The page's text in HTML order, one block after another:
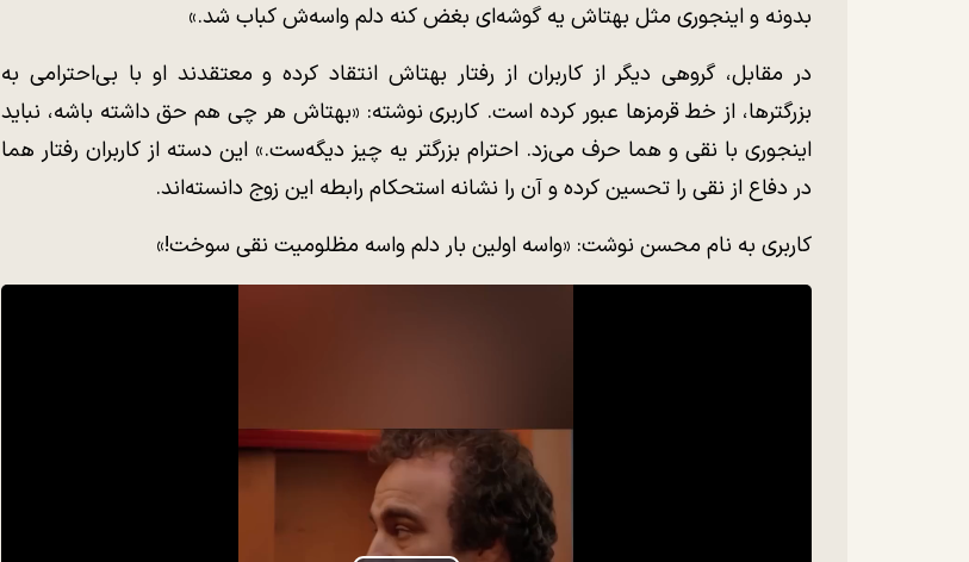
بدونه و اینجوری مثل بهتاش یه گوشه‌ای بغض کنه دلم واسه‌ش کباب شد.»
در مقابل، گروهی دیگر از کاربران از رفتار بهتاش انتقاد کرده و معتقدند او با بی‌احترامی به
بزرگترها، از خط قرمزها عبور کرده است. کاربری نوشته: «بهتاش هر چی هم حق داشته باشه، نباید
اینجوری با نقی و هما حرف می‌زد. احترام بزرگتر یه چیز دیگه‌ست.» این دسته از کاربران رفتار هما
در دفاع از نقی را تحسین کرده و آن را نشانه استحکام رابطه این زوج دانسته‌اند.
کاربری به نام محسن نوشت: «واسه اولین بار دلم واسه مظلومیت نقی سوخت!»